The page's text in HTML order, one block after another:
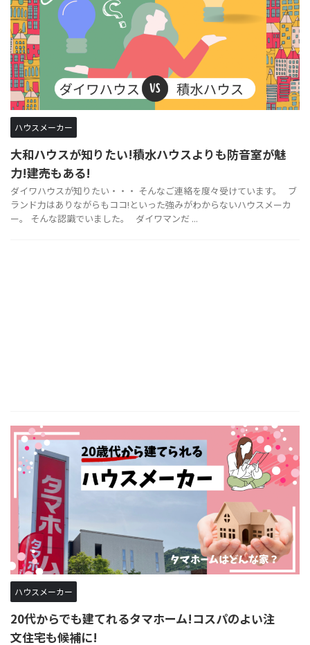
ハウスメーカー
大和ハウスが知りたい!積水ハウスよりも防音室が魅
力!建売もある!
ダイワハウスが知りたい・・・ そんなご連絡を度々受けています。 ブ
ランド力はありながらもココ!といった強みがわからないハウスメーカ
ー。 そんな認識でいました。 ダイワマンだ ...
ハウスメーカー
20代からでも建てれるタマホーム!コスパのよい注
文住宅も候補に!